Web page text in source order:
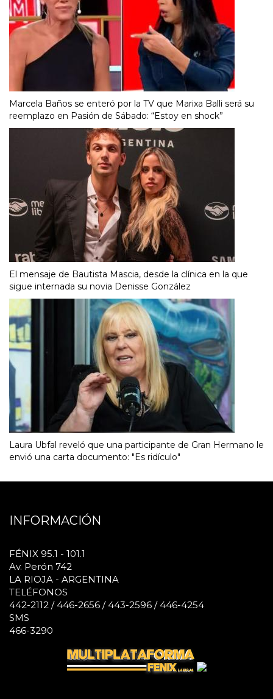
Marcela Baños se enteró por la TV que Marixa Balli será su
reemplazo en Pasión de Sábado: “Estoy en shock”
El mensaje de Bautista Mascia, desde la clínica en la que
sigue internada su novia Denisse González
Laura Ubfal reveló que una participante de Gran Hermano le
envió una carta documento: "Es ridículo"
INFORMACIÓN
FÉNIX 95.1 - 101.1
Av. Perón 742
LA RIOJA - ARGENTINA
TELÉFONOS
442-2112 / 446-2656 / 443-2596 / 446-4254
SMS
466-3290